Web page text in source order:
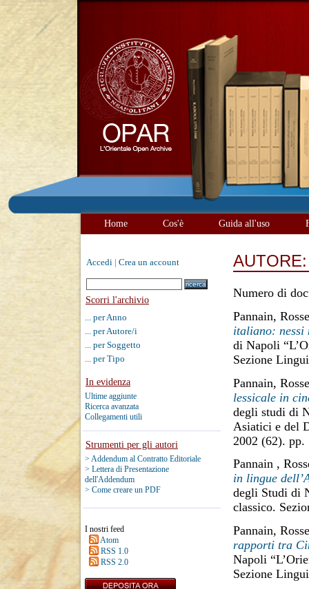
Home Cos'è Guida all'uso
Accedi Crea un account
Scorri l'archivio
... per Anno
... per Autore/i
... per Soggetto
... per Tipo
In evidenza
Ultime aggiunte
Ricerca avanzata
Collegamenti utili
Strumenti per gli autori
> Addendum al Contratto Editoriale
> Lettera di Presentazione
dell'Addendum
> Come creare un PDF
I nostri feed
Atom
RSS 1.0
RSS 2.0
Numero di
Pannain,
italiano: nessi
di Napoli
Sezione
Pannain,
lessicale in
degli studi di
Asiatici e del
2002 (62). pp.
Pannain ,
in lingue
degli Studi di
classico.
Pannain,
rapporti tra
Napoli
Sezione